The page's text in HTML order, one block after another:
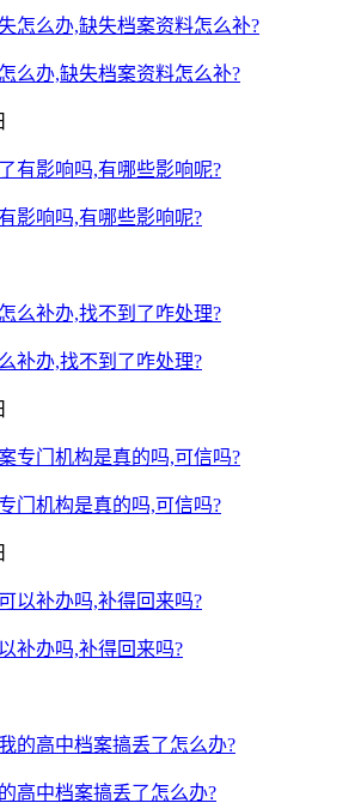
么办,缺失档案资料怎么补?
影响吗,有哪些影响呢?
补办,找不到了咋处理?
门机构是真的吗,可信吗?
补办吗,补得回来吗?
高中档案搞丢了怎么办?